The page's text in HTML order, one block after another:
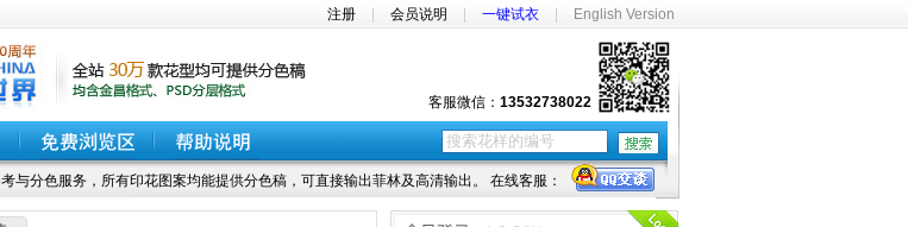
注册 会员说明 一键试衣 English Version
客服微信： 13532738022
与分色服务，所有印花图案均能提供分色稿，可直接输出菲林及高清输出。 在线客服：